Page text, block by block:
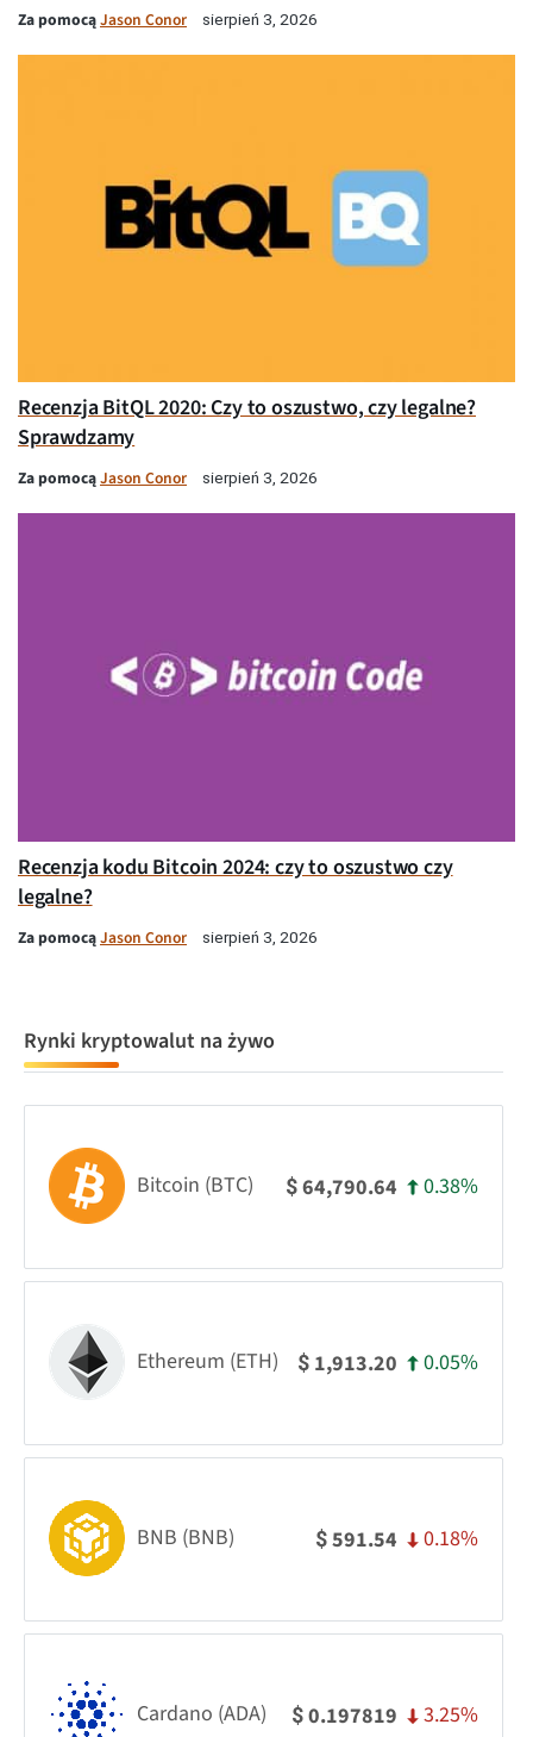
Za pomocąJason Conor sierpień 3, 2026
Recenzja BitQL 2020: Czy to oszustwo, czy legalne?
Sprawdzamy
Za pomocąJason Conor sierpień 3, 2026
Recenzja kodu Bitcoin 2024: czy to oszustwo czy
legalne?
Za pomocąJason Conor sierpień 3, 2026
Rynki kryptowalut na żywo
Bitcoin (BTC) $64,790.64 0.38%
Ethereum (ETH) $ 1,913.20 0.05%
BNB (BNB) $591.54 0.18%
Cardano (ADA) $0.197819 3.25%